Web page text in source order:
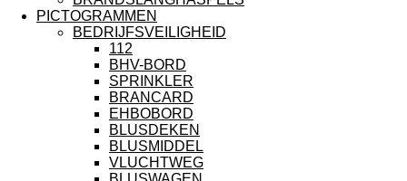
PICTOGRAMMEN
BEDRIJFSVEILIGHEID
112
BHV-BORD
SPRINKLER
BRANCARD
EHBOBORD
BLUSDEKEN
BLUSMIDDEL
VLUCHTWEG